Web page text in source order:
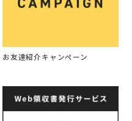
お友達紹介キャンペーン